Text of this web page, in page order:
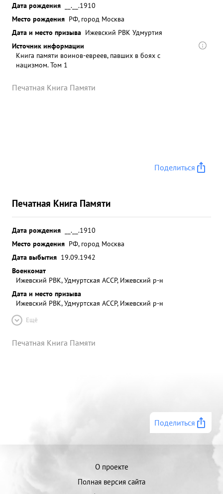
Дата рождения
__.__.1910
Место рождения РФ, город Москва
Дата и место призыва Ижевский РВК Удмуртия
Источник информации
Книга памяти воинов-евреев, павших в боях с
нацизмом. Том 1
Печатная Книга Памяти
Поделиться
Печатная Книга Памяти
Дата рождения
__.__.1910
Место рождения РФ, город Москва
Дата выбытия 19.09.1942
Военкомат
Ижевский РВК, Удмуртская АССР, Ижевский р-н
Дата и место призыва
Ижевский РВК, Удмуртская АССР, Ижевский р-н
Ещё
Печатная Книга Памяти
Поделиться
О проекте
Полная версия сайта